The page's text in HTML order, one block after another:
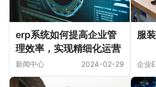
erp系统如何提高企业管
理效率，实现精细化运营
新闻中心 2024-02-29
服
企业